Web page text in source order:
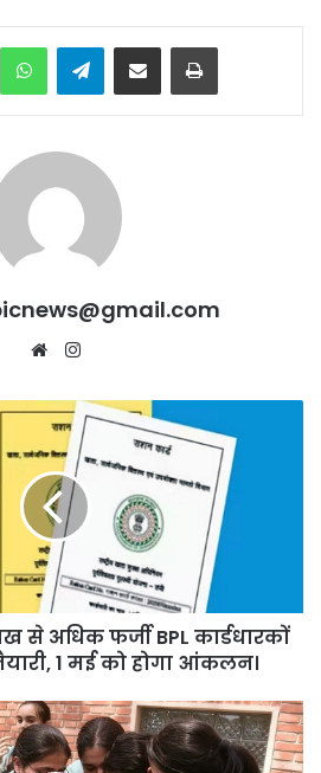
WhatsAppTelegramShare via Email Print
Website
से अधिक फर्जी BPL कार्डधारकों
1 मई को होगा आंकलन।